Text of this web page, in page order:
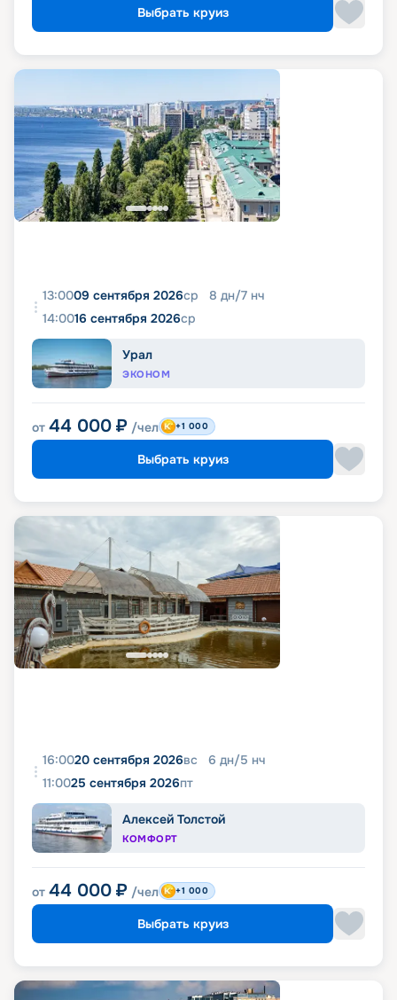
Выбрать круиз
13:0009 сентября 2026ср 8 дн/7 нч
14:0016 сентября 2026ср
Урал
ЭКОНОМ
от 44 000 ₽ /чел +1 000
Выбрать круиз
16:0020 сентября 2026вс 6 дн/5 нч
11:0025 сентября 2026пт
Алексей Толстой
КОМФОРТ
от 44 000 ₽ /чел +1 000
Выбрать круиз